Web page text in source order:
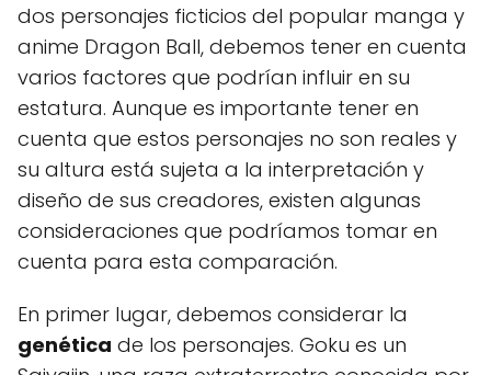
dos personajes ficticios del popular manga y
anime Dragon Ball, debemos tener en cuenta
varios factores que podrían influir en su
estatura. Aunque es importante tener en
cuenta que estos personajes no son reales y
su altura está sujeta a la interpretación y
diseño de sus creadores, existen algunas
consideraciones que podríamos tomar en
cuenta para esta comparación.
En primer lugar, debemos considerar la
genética de los personajes. Goku es un